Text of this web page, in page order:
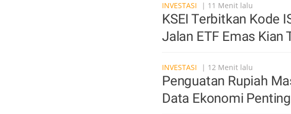
INVESTASI | 11 Menit lalu
KSEI Terbitkan Kode
Jalan ETF Emas Kian
INVESTASI | 12 Menit lalu
Penguatan Rupiah
Data Ekonomi Penting